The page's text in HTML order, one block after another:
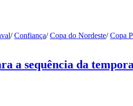
/ Confiança/ Copa do Nordeste/ Copa
a sequência da